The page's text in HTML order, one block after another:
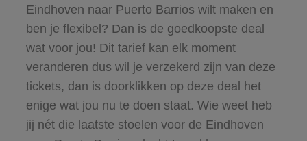
Eindhoven naar Puerto Barrios wilt maken en
ben je flexibel? Dan is de goedkoopste deal
wat voor jou! Dit tarief kan elk moment
veranderen dus wil je verzekerd zijn van deze
tickets, dan is doorklikken op deze deal het
enige wat jou nu te doen staat. Wie weet heb
jij nét die laatste stoelen voor de Eindhoven